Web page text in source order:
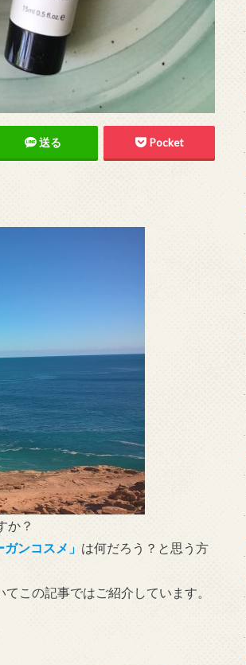
送る Pocket
か？
ガンコスメ」 は何だろう？と思う方
この記事ではご紹介しています。